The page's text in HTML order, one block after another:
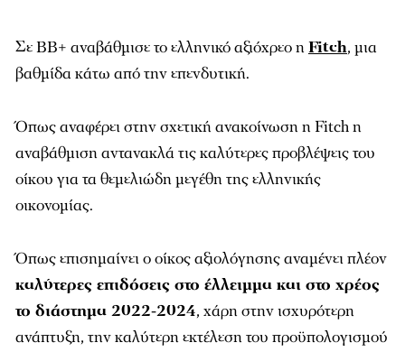
Σε ΒΒ+ αναβάθμισε το ελληνικό αξιόχρεο ηFitch, μια
βαθμίδα κάτω από την επενδυτική.
Όπως αναφέρει στην σχετική ανακοίνωση η Fitch η
αναβάθμιση αντανακλά τις καλύτερες προβλέψεις του
οίκου για τα θεμελιώδη μεγέθη της ελληνικής
οικονομίας.
Όπως επισημαίνει ο οίκος αξιολόγησης αναμένει πλέον
καλύτερες επιδόσεις στο έλλειμμα και στο χρέος
το διάστημα 2022-2024, χάρη στην ισχυρότερη
ανάπτυξη, την καλύτερη εκτέλεση του προϋπολογισμού